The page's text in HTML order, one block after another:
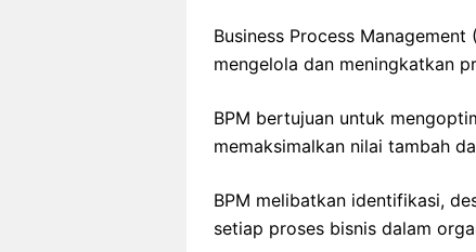
Business Process
mengelola dan meningkatkan
BPM bertujuan untuk
memaksimalkan nilai tambah
BPM melibatkan identifikasi,
setiap proses bisnis dalam